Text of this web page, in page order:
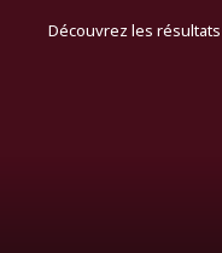
Découvrez les